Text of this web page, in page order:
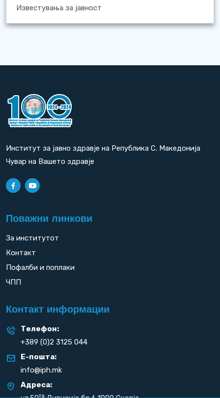
Известувања за јавност
Институт за јавно здравје на Република С. Македонија
Чувар на Вашето здравје
Поважни линкови
За институтот
Контакт
Пофалби и поплаки
ЧПП
Контакт информации
Телефон:
+389 (0)2 3125 044
Е-пошта:
info@iph.mk
Адреса:
та